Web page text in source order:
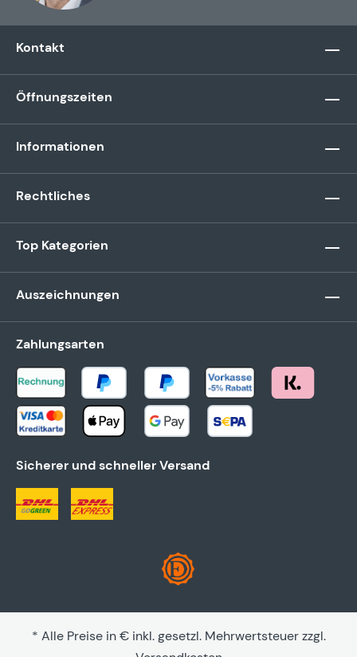
Kontakt
Öffnungszeiten
Informationen
Rechtliches
Top Kategorien
Auszeichnungen
Zahlungsarten
Sicherer und schneller Versand
* Alle Preise in € inkl. gesetzl. Mehrwertsteuer zzgl.